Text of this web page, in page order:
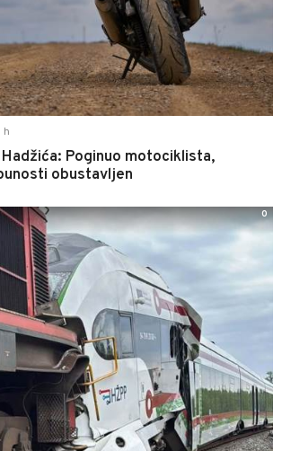
h
Poginuo motociklista,
obustavljen
0